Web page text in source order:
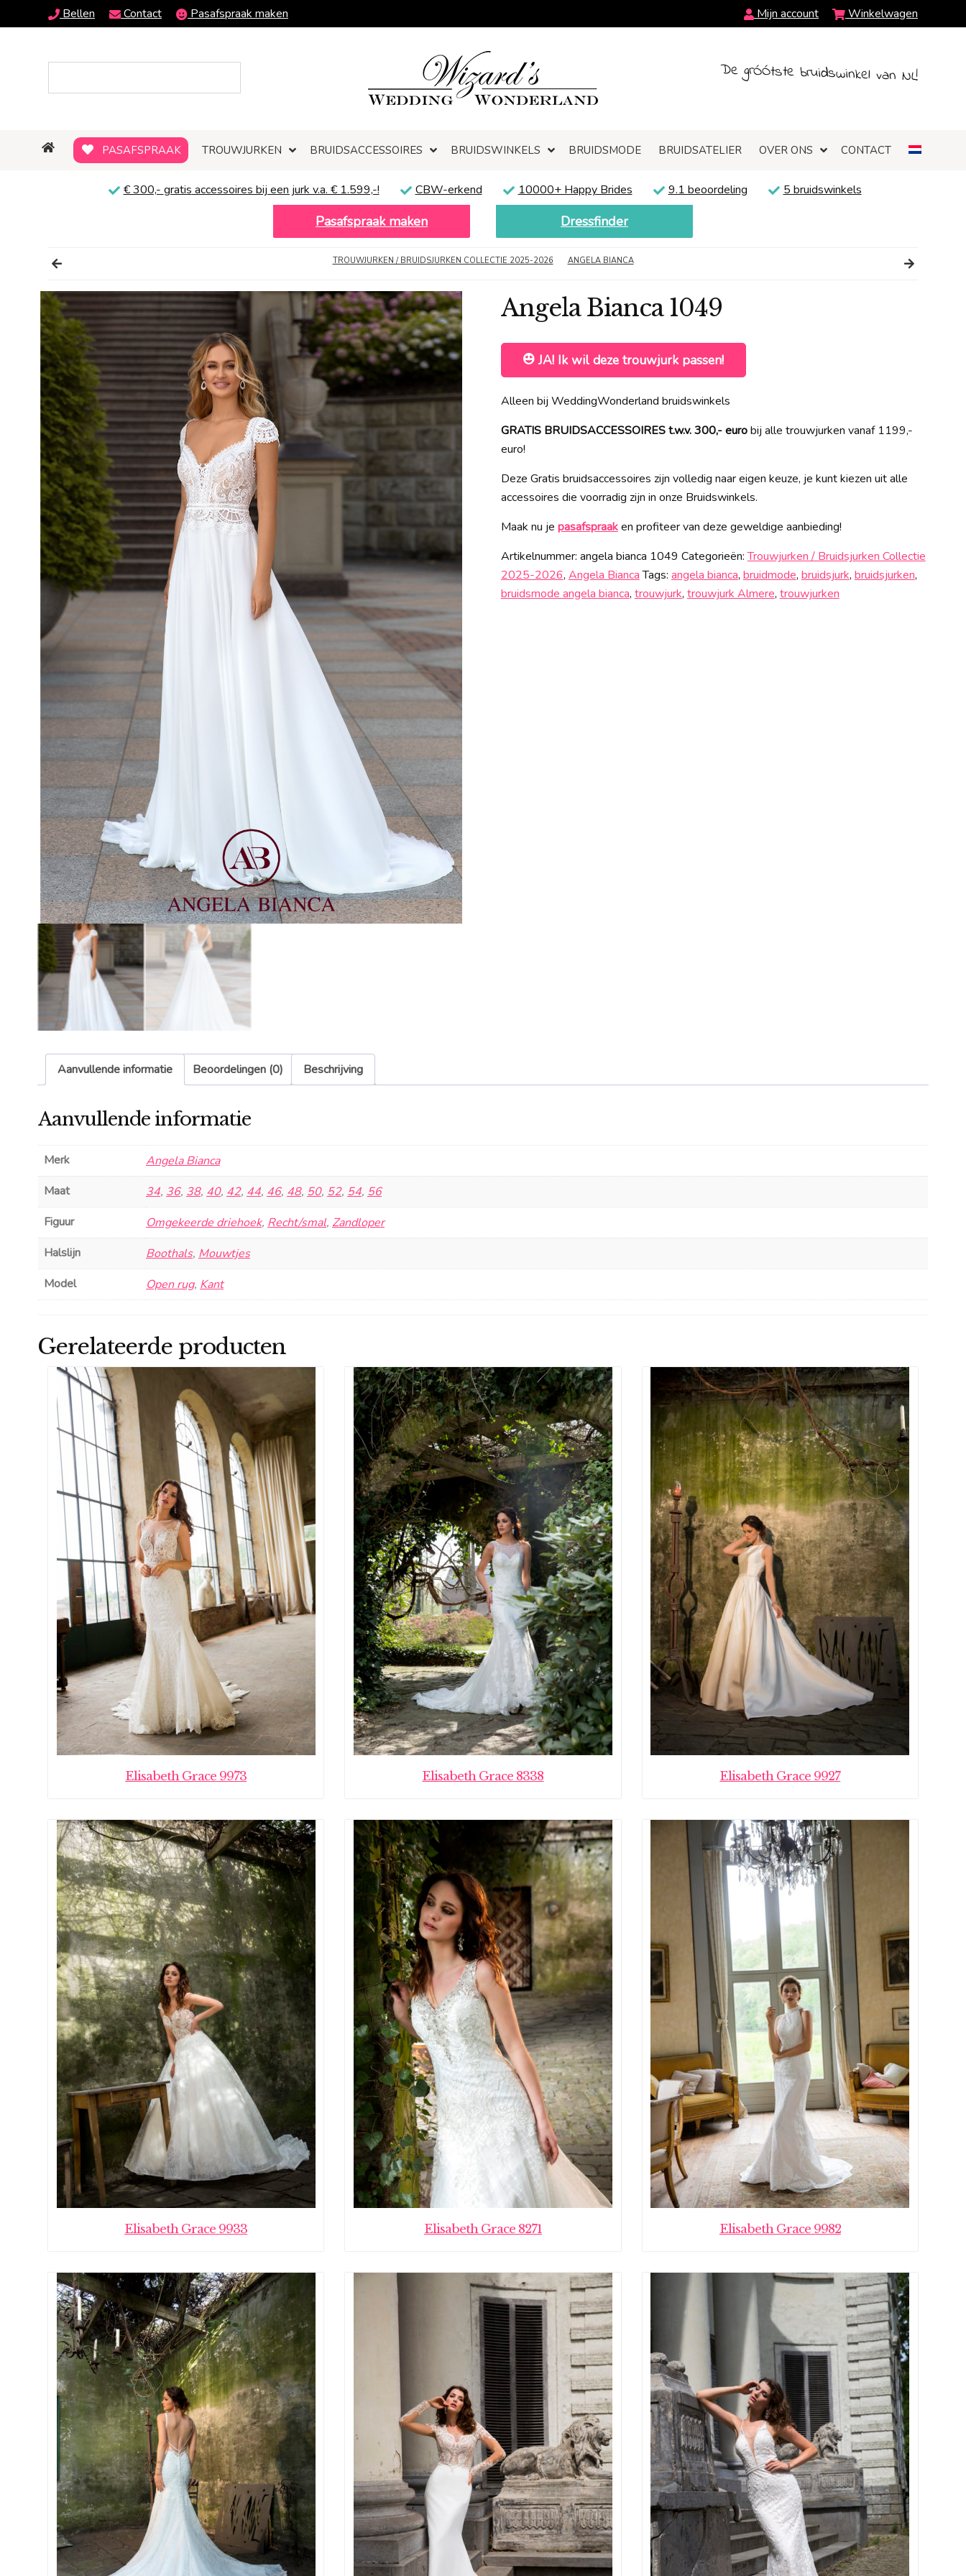
Bellen Contact Pasafspraak maken Mijn account Winkelwagen
De grÓÓtste bruidswinkel van NL!
PASAFSPRAAK TROUWJURKEN BRUIDSACCESSOIRES BRUIDSWINKELS BRUIDSMODE BRUIDSATELIER OVER ONS CONTACT
€ 300,- gratis accessoires bij een jurk v.a. € 1.599,-! CBW-erkend 10000+ Happy Brides 9.1 beoordeling 5 bruidswinkels
Pasafspraak maken Dressfinder
TROUWJURKEN / BRUIDSJURKEN COLLECTIE 2025-2026 ANGELA BIANCA
Angela Bianca 1049
JA! Ik wil deze trouwjurk passen!
Alleen bij WeddingWonderland bruidswinkels
GRATIS BRUIDSACCESSOIRES t.w.v. 300,- eurobij alle trouwjurken vanaf 1199,-
euro!
Deze Gratis bruidsaccessoires zijn volledig naar eigen keuze, je kunt kiezen uit alle
accessoires die voorradig zijn in onze Bruidswinkels.
Maak nu je pasafspraaken profiteer van deze geweldige aanbieding!
Artikelnummer: angela bianca 1049 Categorieën:Trouwjurken / Bruidsjurken Collectie
2025-2026, Angela Bianca Tags: angela bianca, bruidmode, bruidsjurk, bruidsjurken,
bruidsmode angela bianca, trouwjurk, trouwjurk Almere, trouwjurken
Aanvullende informatie Beoordelingen (0) Beschrijving
Aanvullende informatie
Merk
Angela Bianca
Maat
34, 36, 38, 40, 42, 44, 46, 48, 50, 52, 54, 56
Figuur
Omgekeerde driehoek, Recht/smal, Zandloper
Halslijn
Boothals, Mouwtjes
Model
Open rug, Kant
Gerelateerde producten
Elisabeth Grace 9973 Elisabeth Grace 8338 Elisabeth Grace 9927
Elisabeth Grace 9933 Elisabeth Grace 8271 Elisabeth Grace 9982